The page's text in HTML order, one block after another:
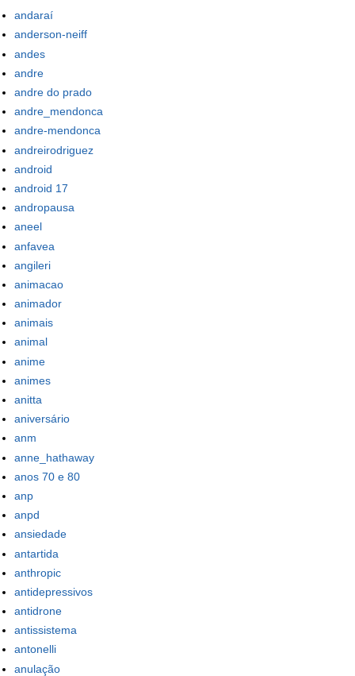
andaraí
anderson-neiff
andes
andre
andre do prado
andre_mendonca
andre-mendonca
andreirodriguez
android
android 17
andropausa
aneel
anfavea
angileri
animacao
animador
animais
animal
anime
animes
anitta
aniversário
anm
anne_hathaway
anos 70 e 80
anp
anpd
ansiedade
antartida
anthropic
antidepressivos
antidrone
antissistema
antonelli
anulação